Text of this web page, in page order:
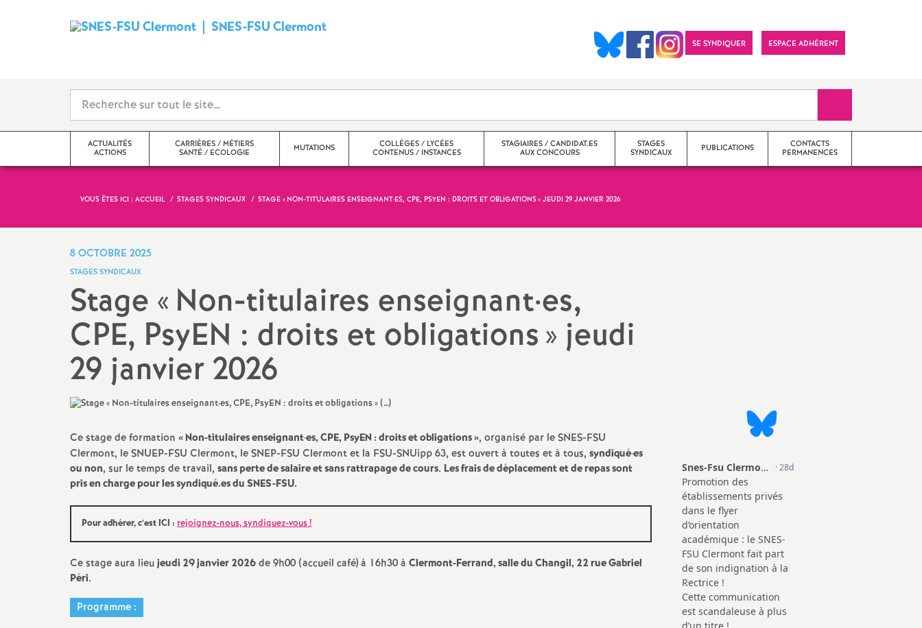
SNES-FSU ClermontS
d
i
c
N
a
o
l
SE SYNDIQUER ESPACE ADHÉRENT
ACTUALITÉS
ACTIONS
Actions
Droits et Libertés
Communiqués de Presse
Photos Manifestations
CARRIÈRES / MÉTIERS
SANTÉ / ECOLOGIE
sociale, écologie
Egalité femmes/hommes
TZR
CPE
PsyEN
Non-titulaires enseignants,
CPE, Psy-En, GRETA
Professeur.es
documentalistes
MUTATIONS
COLLÈGES / LYCÉES
CONTENUS / INSTANCES
EREA, UPE2A
Contenus, disciplines,
numérique
Conseils d’administration
CSAD, CDEN, carte scolaire
CSAA, CAEN
STAGIAIRES / CANDIDAT.ES
AUX CONCOURS
STAGES
SYNDICAUX
PUBLICATIONS
CONTACTS
PERMANENCES
VOUS ÊTES ICI : ACCUEIL STAGES SYNDICAUX STAGE « NON-TITULAIRES ENSEIGNANT·ES, CPE, PSYEN : DROITS ET OBLIGATIONS» JEUDI 29 JANVIER 2026
8 OCTOBRE 2025
STAGES SYNDICAUX
Stage « Non-titulaires enseignant·es,
CPE, PsyEN : droits et obligations» jeudi
29 janvier 2026
Ce stage de formation «Non-titulaires enseignant·es, CPE, PsyEN : droits et obligations», organisé par le SNES-FSU
Clermont, le SNUEP-FSU Clermont, le SNEP-FSU Clermont et la FSU-SNUipp 63, est ouvert à toutes et à tous, syndiqué·es
ou non, sur le temps de travail, sans perte de salaire et sans rattrapage de cours. Les frais de déplacement et de repas sont
pris en charge pour les syndiqué.es du SNES-FSU.
Pour adhérer, c’est ICI : rejoignez-nous, syndiquez-vous!
Ce stage aura lieujeudi 29 janvier 2026de 9h00 (accueil café) à 16h30 à Clermont-Ferrand, salle du Changil, 22 rue Gabriel
Péri.
Programme :